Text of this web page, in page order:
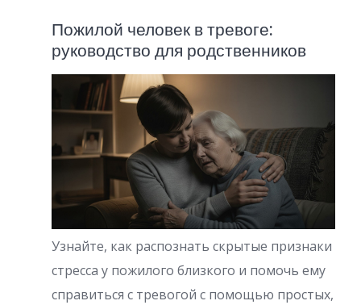
Пожилой человек в тревоге:
руководство для родственников
Узнайте, как распознать скрытые признаки
стресса у пожилого близкого и помочь ему
справиться с тревогой с помощью простых,